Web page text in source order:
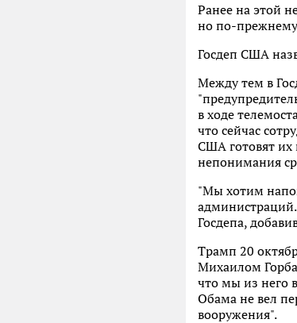
Ранее на этой
но по-прежнему
Госдеп США
Между тем в
в ходе
что сейчас
США готовят их
непонимания
"Мы хотим
Госдепа,
Трамп 20
Михаилом
что мы из него
Обама не вел
вооружения".